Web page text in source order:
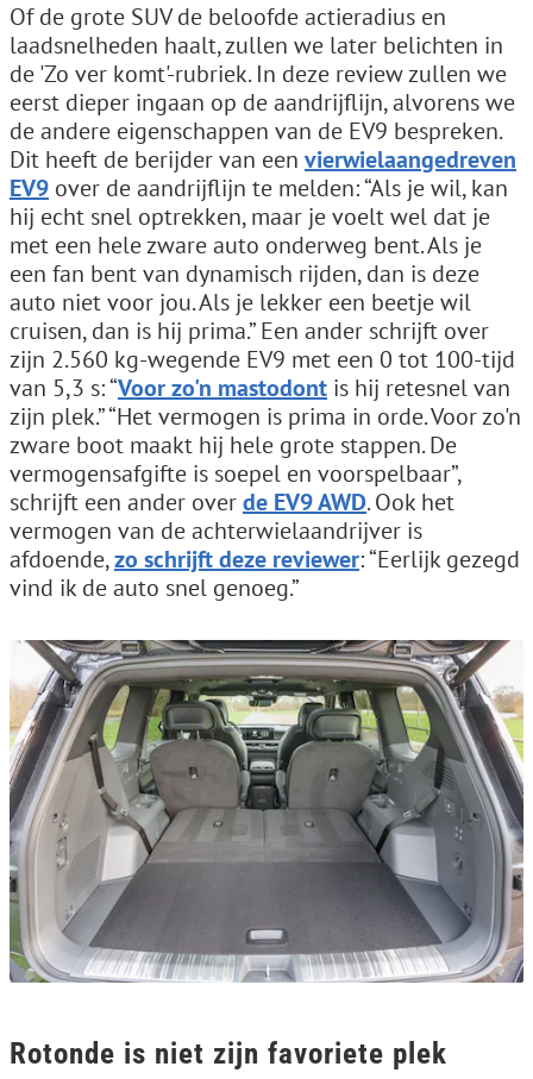
Of de grote SUV de beloofde actieradius en
laadsnelheden haalt, zullen we later belichten in
de 'Zo ver komt'-rubriek. In deze review zullen we
eerst dieper ingaan op de aandrijflijn, alvorens we
de andere eigenschappen van de EV9 bespreken.
Dit heeft de berijder van een vierwielaangedreven
EV9 over de aandrijflijn te melden: “Als je wil, kan
hij echt snel optrekken, maar je voelt wel dat je
met een hele zware auto onderweg bent. Als je
een fan bent van dynamisch rijden, dan is deze
auto niet voor jou. Als je lekker een beetje wil
cruisen, dan is hij prima.” Een ander schrijft over
zijn 2.560 kg-wegende EV9 met een 0 tot 100-tijd
van 5,3 s: “Voor zo'n mastodont is hij retesnel van
zijn plek.” “Het vermogen is prima in orde. Voor zo'n
zware boot maakt hij hele grote stappen. De
vermogensafgifte is soepel en voorspelbaar”,
schrijft een ander overde EV9 AWD. Ook het
vermogen van de achterwielaandrijver is
afdoende,zo schrijft deze reviewer: “Eerlijk gezegd
vind ik de auto snel genoeg.”
Rotonde is niet zijn favoriete plek